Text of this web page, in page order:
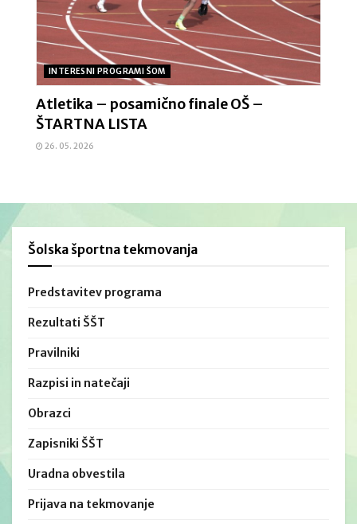
INTERESNI PROGRAMI ŠOM
Atletika – posamično finale OŠ –
ŠTARTNA LISTA
26. 05. 2026
Šolska športna tekmovanja
Predstavitev programa
Rezultati ŠŠT
Pravilniki
Razpisi in natečaji
Obrazci
Zapisniki ŠŠT
Uradna obvestila
Prijava na tekmovanje